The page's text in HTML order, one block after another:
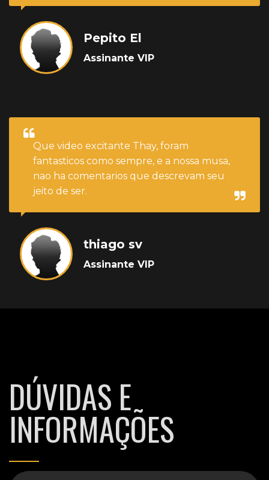
Pepito El
Assinante VIP
Que video excitante Thay, foram
fantasticos como sempre, e a nossa musa,
nao ha comentarios que descrevam seu
jeito de ser.
thiago sv
Assinante VIP
DÚVIDAS E
INFORMAÇÕES